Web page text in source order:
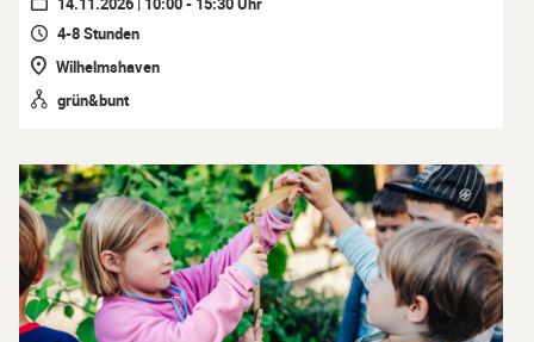
4-8 Stunden
Wilhelmshaven
grün&bunt